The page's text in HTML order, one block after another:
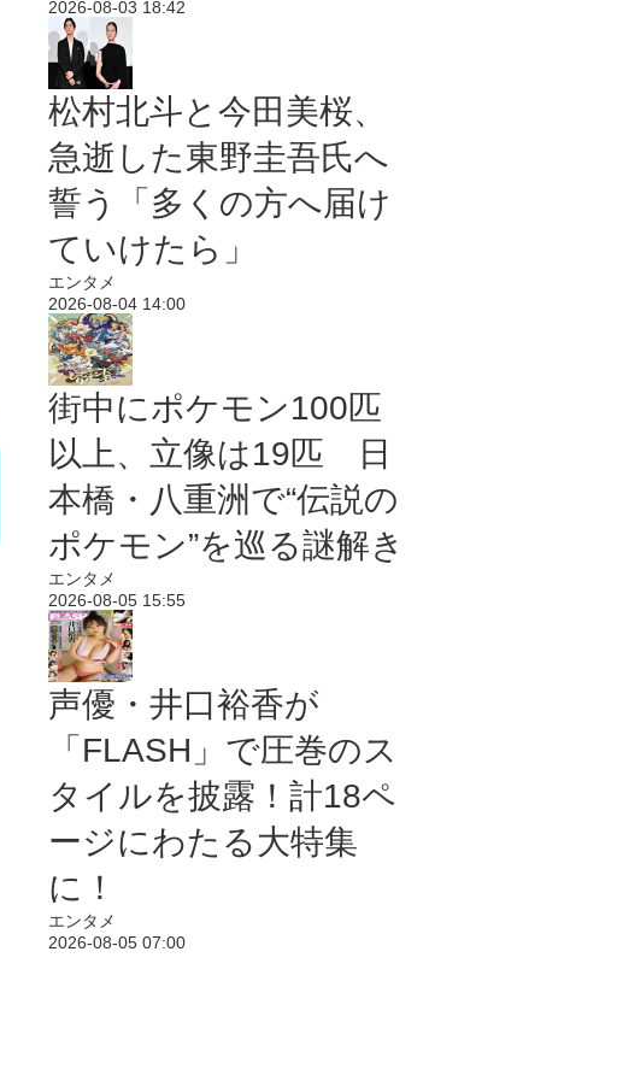
2026-08-03 18:42
松村北斗と今田美桜、
急逝した東野圭吾氏へ
誓う「多くの方へ届け
ていけたら」
エンタメ
2026-08-04 14:00
街中にポケモン100匹
以上、立像は19匹 日
本橋・八重洲で“伝説の
ポケモン”を巡る謎解き
エンタメ
2026-08-05 15:55
声優・井口裕香が
「FLASH」で圧巻のス
タイルを披露！計18ペ
ージにわたる大特集
に！
エンタメ
2026-08-05 07:00